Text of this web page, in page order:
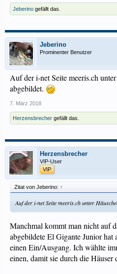
Jeberino gefällt das.
Jeberino
Prominenter Benutzer
Auf der i-net Seite meeris.ch
abgebildet.
7. März 2018
Herzensbrecher gefällt das.
Herzensbrecher
VIP-User
VIP
Zitat von Jeberino: ↑
Auf der i-net Seite meeris.ch unter
Manchmal kommt man nicht auf
abgebildete El Gigante Junior hat
einen Ein/Ausgang. Ich wählte
einen, damit sie durch die Häuser